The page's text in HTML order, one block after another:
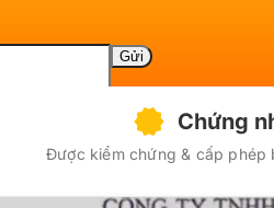
Chứng
Được kiểm chứng & cấp